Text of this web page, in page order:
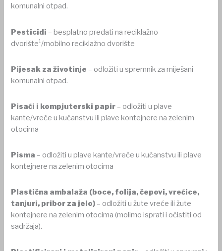
komunalni otpad.
Pesticidi– besplatno predati na reciklažno
dvorište1/mobilno reciklažno dvorište
Pijesak za životinje – odložiti u spremnik za miješani
komunalni otpad.
Pisaći i kompjuterski papir– odložiti u plave
kante/vreće u kućanstvu ili plave kontejnere na zelenim
otocima
Pisma – odložiti u plave kante/vreće u kućanstvu ili plave
kontejnere na zelenim otocima
Plastična ambalaža (boce, folija, čepovi, vrećice,
tanjuri, pribor za jelo)– odložiti u žute vreće ili žute
kontejnere na zelenim otocima (molimo isprati i očistiti od
sadržaja).